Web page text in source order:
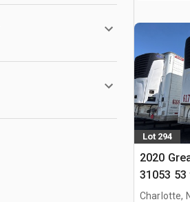
Lot 294
2020
31053
Charlotte,